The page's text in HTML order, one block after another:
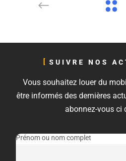
SUIVRE NOS
Vous souhaitez louer du
être informés des dernières
abonnez-vous ci
Prénom ou nom complet